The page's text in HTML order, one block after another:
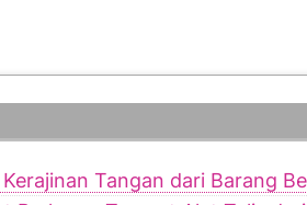
Tangan dari Barang